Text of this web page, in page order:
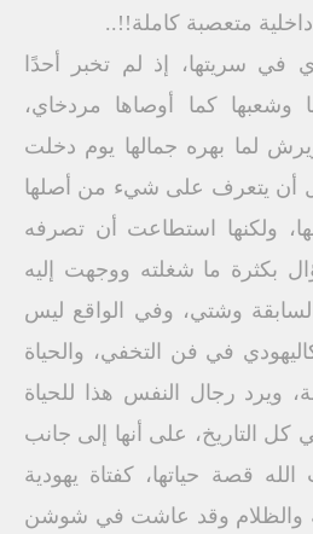
متعصبة كاملة!!..
في سريتها، إذ لم تخبر أحدًا
وشعبها كما أوصاها مردخاي،
لما بهره جمالها يوم دخلت
أن يتعرف على شيء من أصلها
ولكنها استطاعت أن تصرفه
بكثرة ما شغلته ووجهت إليه
وشتي، وفي الواقع ليس
في فن التخفي، والحياة
ويرد رجال النفس هذا للحياة
كل التاريخ، على أنها إلى جانب
قصة حياتها، كفتاة يهودية
والظلام وقد عاشت في شوشن